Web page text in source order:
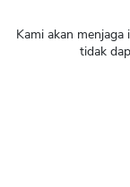
Kami akan
tidak